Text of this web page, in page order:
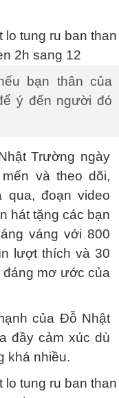
bạn thân của
ý đến người đó
Trường ngày
và theo dõi,
qua, đoạn video
hát tặng các bạn
váng với 800
lượt thích và 30
mơ ước của
của Đỗ Nhật
đầy cảm xúc dù
khá nhiều.